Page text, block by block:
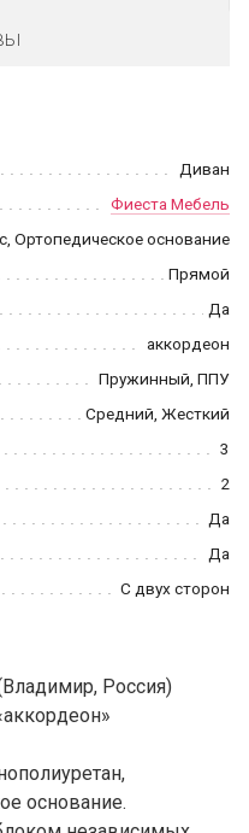
Диван
Фиеста Мебель
Ортопедическое основание
Прямой
Да
аккордеон
Пружинный, ППУ
Средний, Жесткий
3
2
Да
Да
С двух сторон
Россия)
основание.